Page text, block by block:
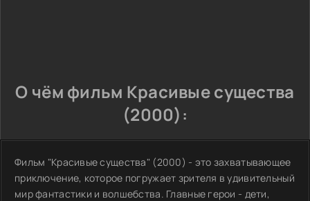
О чём фильм Красивые существа
(2000):
Фильм "Красивые существа" (2000) - это захватывающее
приключение, которое погружает зрителя в удивительный
мир фантастики и волшебства. Главные герои - дети,